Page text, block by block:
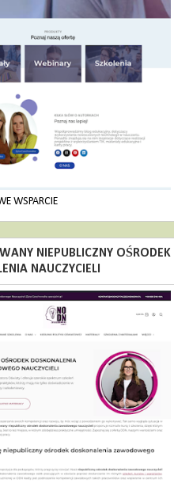
WSPARCIE
NIEPUBLICZNY OŚRODEK
NAUCZYCIELI